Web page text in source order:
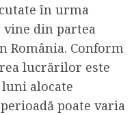
în urma
din partea
România. Conform
lucrărilor este
luni alocate
poate varia